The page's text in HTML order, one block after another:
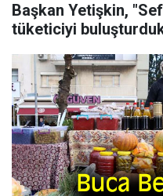
Başkan Yetişkin,
tüketiciyi